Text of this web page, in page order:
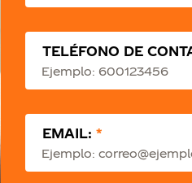
TELÉFONO DE
EMAIL: *
para que el sitio web
o alertar sobre estas cookies,
personal.